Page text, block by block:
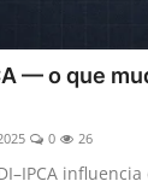
— o que
0 26